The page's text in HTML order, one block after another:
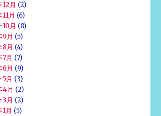
月 (2)
月 (6)
月 (8)
月 (5)
月 (4)
月 (7)
月 (9)
月 (3)
4月 (2)
月 (2)
月 (5)